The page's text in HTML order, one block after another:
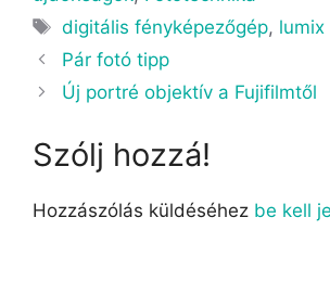
digitális fényképezőgép, lumix
Pár fotó tipp
Új portré objektív a Fujifilmtől
Szólj hozzá!
Hozzászólás küldéséhez be kell